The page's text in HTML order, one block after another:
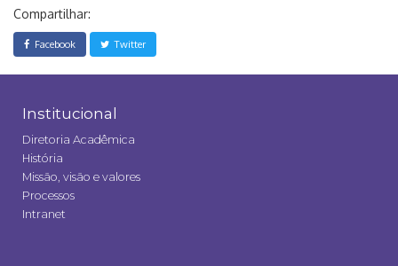
Compartilhar:
Facebook Twitter
Institucional
Diretoria Acadêmica
História
Missão, visão e valores
Processos
Intranet